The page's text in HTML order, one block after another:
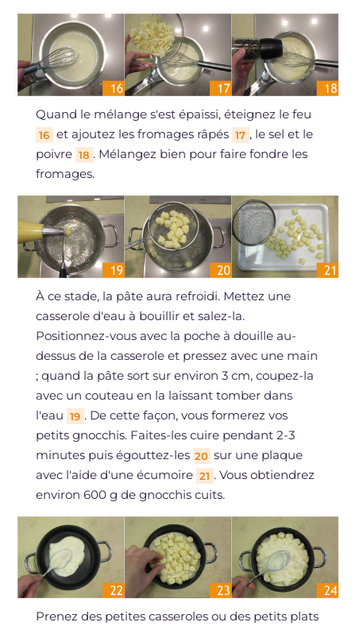
Quand le mélange s'est épaissi, éteignez le feu
16 et ajoutez les fromages râpés 17 , le sel et le
poivre 18 . Mélangez bien pour faire fondre les
fromages.
À ce stade, la pâte aura refroidi. Mettez une
casserole d'eau à bouillir et salez-la.
Positionnez-vous avec la poche à douille au-
dessus de la casserole et pressez avec une main
; quand la pâte sort sur environ 3 cm, coupez-la
avec un couteau en la laissant tomber dans
l'eau 19 . De cette façon, vous formerez vos
petits gnocchis. Faites-les cuire pendant 2-3
minutes puis égouttez-les 20 sur une plaque
avec l'aide d'une écumoire 21 . Vous obtiendrez
environ 600 g de gnocchis cuits.
Prenez des petites casseroles ou des petits plats